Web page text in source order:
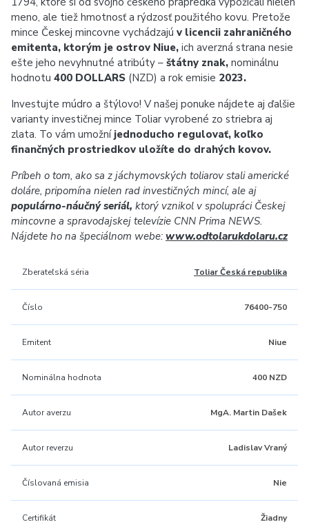
meno, ale tiež hmotnosť a rýdzosť použitého kovu. Pretože
mince Českej mincovne vychádzajú v licencii zahraničného
emitenta, ktorým je ostrov Niue, ich averzná strana nesie
ešte jeho nevyhnutné atribúty – štátny znak, nominálnu
hodnotu 400 DOLLARS (NZD) a rok emisie 2023.
Investujte múdro a štýlovo! V našej ponuke nájdete aj ďalšie
varianty investičnej mince Toliar vyrobené zo striebra aj
zlata. To vám umožní jednoducho regulovať, koľko
finančných prostriedkov uložíte do drahých kovov.
Príbeh o tom, ako sa z jáchymovských toliarov stali americké
doláre, pripomína nielen rad investičných mincí, ale aj
populárno-náučný seriál, ktorý vznikol v spolupráci Českej
mincovne a spravodajskej televízie CNN Prima NEWS.
Nájdete ho na špeciálnom webe: www.odtolarukdolaru.cz
Zberateľská séria Toliar Česká republika
Číslo 76400-750
Emitent Niue
Nominálna hodnota 400 NZD
Autor averzu MgA. Martin Dašek
Autor reverzu Ladislav Vraný
Číslovaná emisia Nie
Certifikát Žiadny